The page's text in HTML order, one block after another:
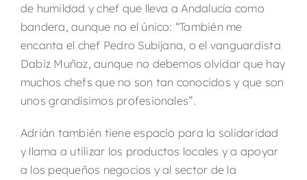
de humildad y chef que lleva a Andalucía como
bandera, aunque no el único: “También me
encanta el chef Pedro Subijana, o el vanguardista
Dabiz Muñoz, aunque no debemos olvidar que hay
muchos chefs que no son tan conocidos y que son
unos grandísimos profesionales”.
Adrián también tiene espacio para la solidaridad
y llama a utilizar los productos locales y a apoyar
a los pequeños negocios y al sector de la